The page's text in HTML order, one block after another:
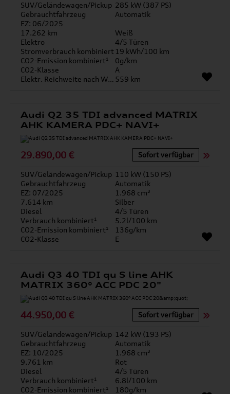
SUV/Geländewagen/Pickup 285 kW (387 PS)
Gebrauchtfahrzeug
Automatik
EZ: 06/2025
17.262 km
Weiß
Elektro
4/5 Türen
Stromverbrauch kombiniert 19 kWh/100 km
CO2-Emission kombiniert¹
0g/km
CO2-Klasse
A
Elektr. Reichweite nach WLTP* 559 km
Audi Q2 35 TDI advanced MATRIX
AHK KAMERA PDC+ NAVI+
29.890,00 € Sofort verfügbar
SUV/Geländewagen/Pickup 110 kW (150 PS)
Gebrauchtfahrzeug
Automatik
EZ: 07/2025
1.968 cm³
7.614 km
Silber
Diesel
4/5 Türen
Verbrauch kombiniert¹
5.2l/100 km
CO2-Emission kombiniert¹
136g/km
CO2-Klasse
E
Audi Q3 40 TDI qu S line AHK
MATRIX 360° ACC PDC 20"
44.950,00 € Sofort verfügbar
SUV/Geländewagen/Pickup 142 kW (193 PS)
Gebrauchtfahrzeug
Automatik
EZ: 10/2025
1.968 cm³
9.761 km
Rot
Diesel
4/5 Türen
Verbrauch kombiniert¹
6.8l/100 km
CO2-Emission kombiniert¹
180g/km